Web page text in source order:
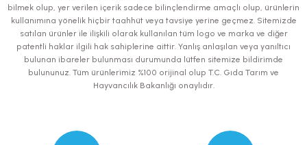
Ürün fiyatı diğer sitelerden daha pahalı.
Bu ürüne benzer farklı alternatifler olmalı.
bilmek olup, yer verilen içerik sadece bilinçlendirme amaçlı olup, ürünlerin
kullanımına yönelik hiçbir taahhüt veya tavsiye yerine geçmez. Sitemizde
satılan ürünler ile ilişkili olarak kullanılan tüm logo ve marka ve diğer
patentli haklar ilgili hak sahiplerine aittir. Yanlış anlaşılan veya yanıltıcı
bulunan ibareler bulunması durumunda lütfen sitemize bildirimde
bulununuz. Tüm ürünlerimiz %100 orijinal olup T.C. Gıda Tarım ve
Hayvancılık Bakanlığı onaylıdır.